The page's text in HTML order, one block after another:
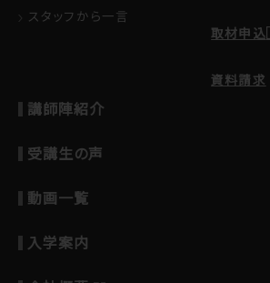
スタッフから一言
取材申込
資料請求
講師陣紹介
受講生の声
動画一覧
入学案内